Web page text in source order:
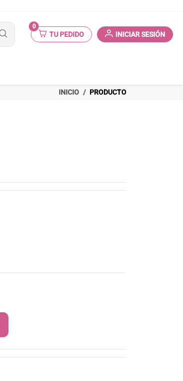
0
TU PEDIDO INICIAR SESIÓN
INICIO PRODUCTO